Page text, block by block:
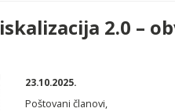
2.0 –
23.10.2025.
Poštovani članovi,